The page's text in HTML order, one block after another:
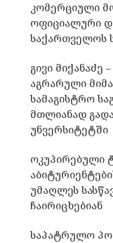
კომერციული
ოფიციალური
საქართველოს
გივი
აგრარული
სამაგისტრო
მთლიანად
უნვერსიტეტში
ოკუპირებული
უმაღლეს
ჩაირიცხებიან
საპატრულო